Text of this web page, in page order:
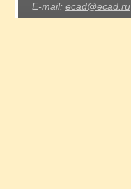
E-mail: ecad@ecad.ru